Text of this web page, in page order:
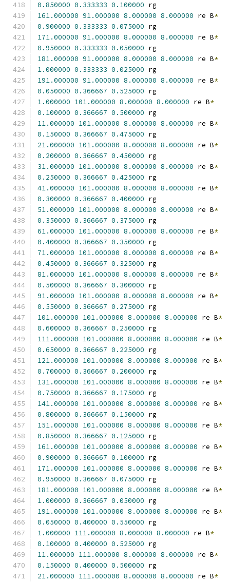
0.850000 0.333333 0.100000 rg
161.000000 91.000000 8.000000 8.000000 re B*
0.900000 0.333333 0.075000 rg
171.000000 91.000000 8.000000 8.000000 re B*
0.950000 0.333333 0.050000 rg
181.000000 91.000000 8.000000 8.000000 re B*
1.000000 0.333333 0.025000 rg
191.000000 91.000000 8.000000 8.000000 re B*
0.050000 0.366667 0.525000 rg
1.000000 101.000000 8.000000 8.000000 re B*
0.100000 0.366667 0.500000 rg
11.000000 101.000000 8.000000 8.000000 re B*
0.150000 0.366667 0.475000 rg
21.000000 101.000000 8.000000 8.000000 re B*
0.200000 0.366667 0.450000 rg
31.000000 101.000000 8.000000 8.000000 re B*
0.250000 0.366667 0.425000 rg
41.000000 101.000000 8.000000 8.000000 re B*
0.300000 0.366667 0.400000 rg
51.000000 101.000000 8.000000 8.000000 re B*
0.350000 0.366667 0.375000 rg
61.000000 101.000000 8.000000 8.000000 re B*
0.400000 0.366667 0.350000 rg
71.000000 101.000000 8.000000 8.000000 re B*
0.450000 0.366667 0.325000 rg
81.000000 101.000000 8.000000 8.000000 re B*
0.500000 0.366667 0.300000 rg
91.000000 101.000000 8.000000 8.000000 re B*
0.550000 0.366667 0.275000 rg
101.000000 101.000000 8.000000 8.000000 re B*
0.600000 0.366667 0.250000 rg
111.000000 101.000000 8.000000 8.000000 re B*
0.650000 0.366667 0.225000 rg
121.000000 101.000000 8.000000 8.000000 re B*
0.700000 0.366667 0.200000 rg
131.000000 101.000000 8.000000 8.000000 re B*
0.750000 0.366667 0.175000 rg
141.000000 101.000000 8.000000 8.000000 re B*
0.800000 0.366667 0.150000 rg
151.000000 101.000000 8.000000 8.000000 re B*
0.850000 0.366667 0.125000 rg
161.000000 101.000000 8.000000 8.000000 re B*
0.900000 0.366667 0.100000 rg
171.000000 101.000000 8.000000 8.000000 re B*
0.950000 0.366667 0.075000 rg
181.000000 101.000000 8.000000 8.000000 re B*
1.000000 0.366667 0.050000 rg
191.000000 101.000000 8.000000 8.000000 re B*
0.050000 0.400000 0.550000 rg
1.000000 111.000000 8.000000 8.000000 re B*
0.100000 0.400000 0.525000 rg
11.000000 111.000000 8.000000 8.000000 re B*
0.150000 0.400000 0.500000 rg
21.000000 111.000000 8.000000 8.000000 re B*